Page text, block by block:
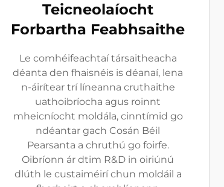
Teicneolaíocht
Forbartha Feabhsaithe
Le comhéifeachtaí társaitheacha
déanta den fhaisnéis is déanaí, lena
n-áirítear trí líneanna cruthaithe
uathoibríocha agus roinnt
mheicníocht moldála, cinntímid go
ndéantar gach Cosán Béil
Pearsanta a chruthú go foirfe.
Oibríonn ár dtim R&D in oiriúnú
dlúth le custaiméirí chun moldáil a